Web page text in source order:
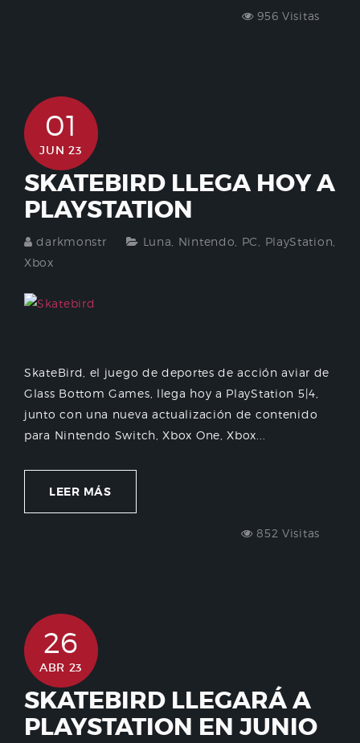
956 Visitas
01
JUN 23
SKATEBIRD LLEGA HOY A
PLAYSTATION
darkmonstr Luna Nintendo PC PlayStation
Xbox
SkateBird, el juego de deportes de acción aviar de
Glass Bottom Games, llega hoy a PlayStation 5|4,
junto con una nueva actualización de contenido
para Nintendo Switch, Xbox One, Xbox...
LEER MÁS
852 Visitas
26
ABR 23
SKATEBIRD LLEGARÁ A
PLAYSTATION EN JUNIO